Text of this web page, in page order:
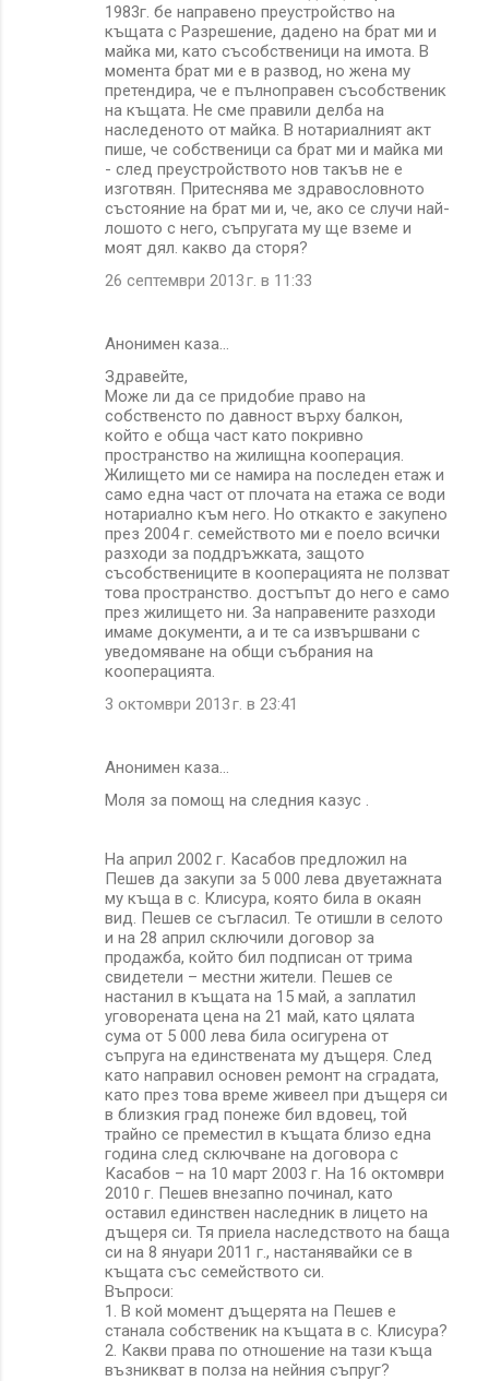
1983г. бе направено преустройство на
къщата с Разрешение, дадено на брат ми и
майка ми, като съсобственици на имота. В
момента брат ми е в развод, но жена му
претендира, че е пълноправен съсобственик
на къщата. Не сме правили делба на
наследеното от майка. В нотариалният акт
пише, че собственици са брат ми и майка ми
- след преустройството нов такъв не е
изготвян. Притеснява ме здравословното
състояние на брат ми и, че, ако се случи най-
лошото с него, съпругата му ще вземе и
моят дял. какво да сторя?
26 септември 2013 г. в 11:33
Анонимен каза…
Здравейте,
Може ли да се придобие право на
собственсто по давност върху балкон,
който е обща част като покривно
пространство на жилищна кооперация.
Жилището ми се намира на последен етаж и
само една част от плочата на етажа се води
нотариално към него. Но откакто е закупено
през 2004 г. семейството ми е поело всички
разходи за поддръжката, защото
съсобствениците в кооперацията не ползват
това пространство. достъпът до него е само
през жилището ни. За направените разходи
имаме документи, а и те са извършвани с
уведомяване на общи събрания на
кооперацията.
3 октомври 2013 г. в 23:41
Анонимен каза…
Моля за помощ на следния казус .
На април 2002 г. Касабов предложил на
Пешев да закупи за 5 000 лева двуетажната
му къща в с. Клисура, която била в окаян
вид. Пешев се съгласил. Те отишли в селото
и на 28 април сключили договор за
продажба, който бил подписан от трима
свидетели – местни жители. Пешев се
настанил в къщата на 15 май, а заплатил
уговорената цена на 21 май, като цялата
сума от 5 000 лева била осигурена от
съпруга на единствената му дъщеря. След
като направил основен ремонт на сградата,
като през това време живеел при дъщеря си
в близкия град понеже бил вдовец, той
трайно се преместил в къщата близо една
година след сключване на договора с
Касабов – на 10 март 2003 г. На 16 октомври
2010 г. Пешев внезапно починал, като
оставил единствен наследник в лицето на
дъщеря си. Тя приела наследството на баща
си на 8 януари 2011 г., настанявайки се в
къщата със семейството си.
Въпроси:
1. В кой момент дъщерята на Пешев е
станала собственик на къщата в с. Клисура?
2. Какви права по отношение на тази къща
възникват в полза на нейния съпруг?